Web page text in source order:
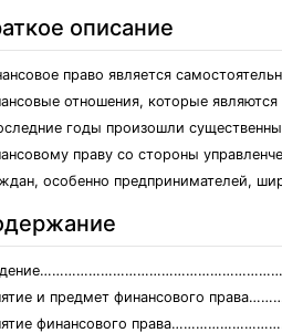
описание
право является
отношения, которые
годы произошли
праву со стороны
особенно предпринимателей,
и предмет финансового
финансового